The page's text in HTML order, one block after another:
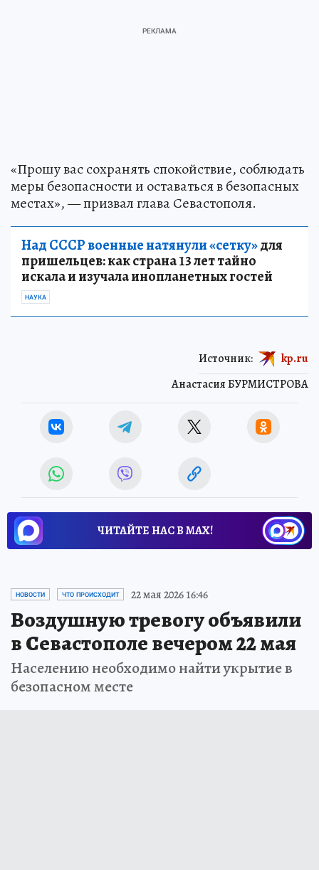
«Прошу вас сохранять спокойствие, соблюдать
меры безопасности и оставаться в безопасных
местах», — призвал глава Севастополя.
Над СССР военные натянули «сетку»для
пришельцев: как страна 13 лет тайно
искала и изучала инопланетных гостей
НАУКА
Анастасия БУРМИСТРОВА
Источник: kp.ru
ЧИТАЙТЕ НАС В МАХ!
НОВОСТИ ЧТО ПРОИСХОДИТ 22 мая 2026 16:46
Воздушную тревогу объявили
в Севастополе вечером 22 мая
Населению необходимо найти укрытие в
безопасном месте